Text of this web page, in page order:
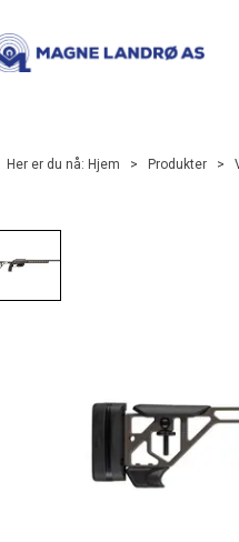
Her er du nå: Hjem > Produkter >